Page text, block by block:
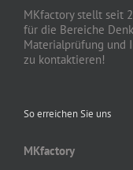
MKfactory stellt seit
für die Bereiche
Materialprüfung und
zu kontaktieren!
So erreichen Sie uns
MKfactory